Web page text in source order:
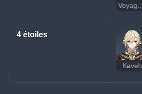
Voyageur (Dendro)
4 étoiles
Kaveh